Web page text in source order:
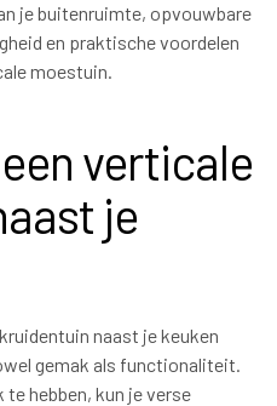
je buitenruimte, opvouwbare
en praktische voordelen
moestuin.
verticale
je
naast je keuken
gemak als functionaliteit.
te hebben, kun je verse